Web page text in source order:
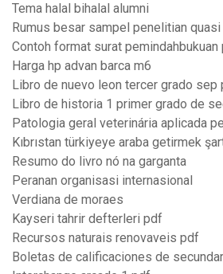
Tema halal bihalal alumni
Rumus besar sampel penelitian
Contoh format surat pemindahbukuan
Harga hp advan barca m6
Libro de nuevo leon tercer grado sep
Libro de historia 1 primer grado de
Patologia geral veterinária aplicada
Kıbrıstan türkiyeye araba getirmek
Resumo do livro nó na garganta
Peranan organisasi internasional
Verdiana de moraes
Kayseri tahrir defterleri pdf
Recursos naturais renovaveis pdf
Boletas de calificaciones de